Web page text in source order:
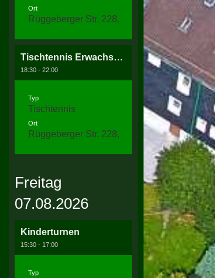
Ort
Rüggeberger Str. 228, 58256 Ennepetal
Tischtennis Erwachsenentraining
18:30 - 22:00
Typ
Tischtennis
Ort
Rüggeberger Str. 228, 58256 Ennepetal
Freitag
07.08.2026
Kinderturnen
15:30 - 17:00
Typ